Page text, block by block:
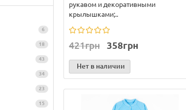
6
18
43
34
23
15
рукавом и декоративными
крылышками;..
421грн 358грн
Нет в наличии